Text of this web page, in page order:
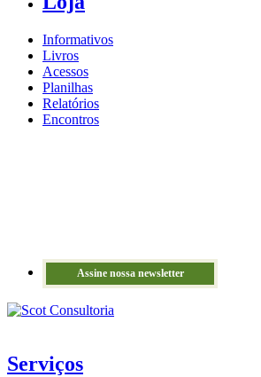
Informativos
Livros
Acessos
Planilhas
Relatórios
Encontros
Assine nossa newsletter
Serviços